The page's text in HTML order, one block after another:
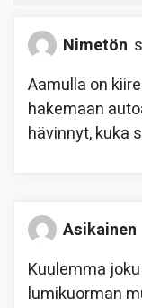
Nimetön
Aamulla on
hakemaan
hävinnyt, kuka
Asikainen
Kuulemma
lumikuorman